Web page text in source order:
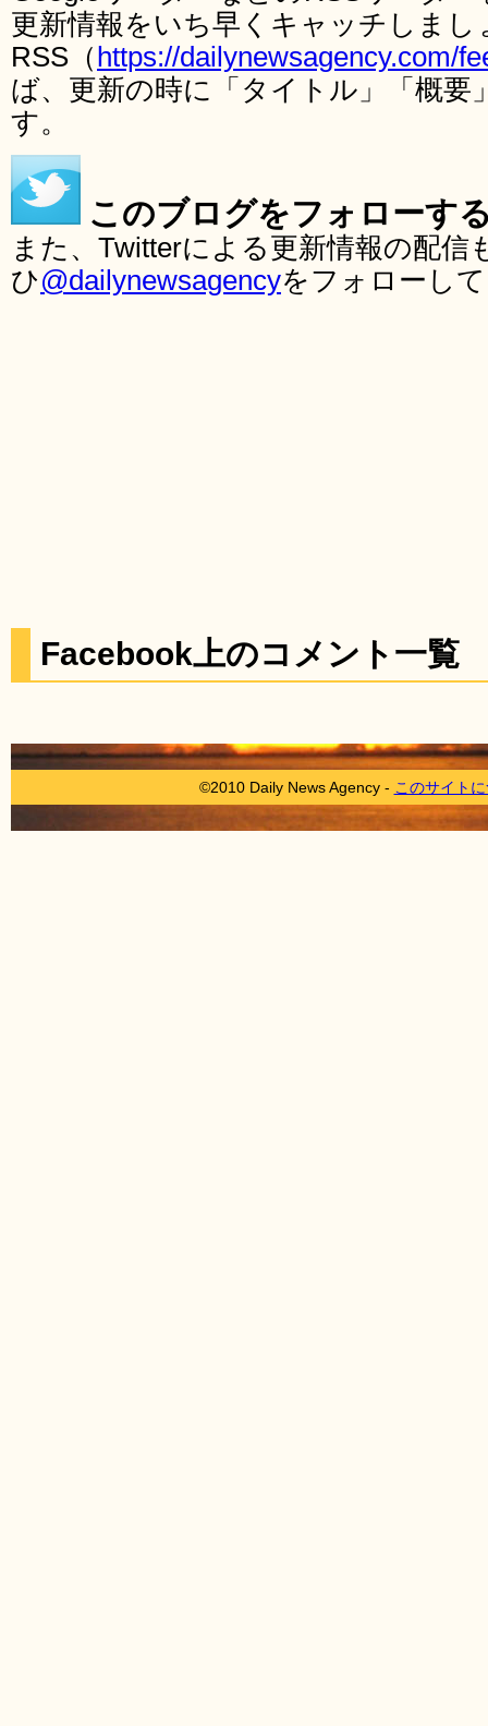
更新情報をいち早くキャッチしま
RSS（ https://dailynewsagency.com/
ば、更新の時に「タイトル」「概要
す。
このブログをフォローす
また、Twitterによる更新情報の配
ひ@dailynewsagencyをフォローし
Facebook上のコメント一覧
©2010 Daily News Agency - このサイト